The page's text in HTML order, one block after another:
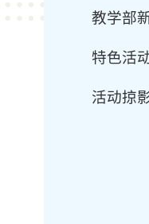
教学部
特色活
活动掠